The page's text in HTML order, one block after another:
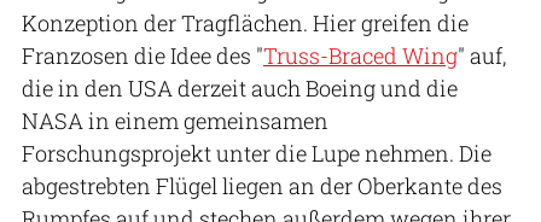
Konzeption der Tragflächen. Hier greifen die
Franzosen die Idee des "Truss-Braced Wing" auf,
die in den USA derzeit auch Boeing und die
NASA in einem gemeinsamen
Forschungsprojekt unter die Lupe nehmen. Die
abgestrebten Flügel liegen an der Oberkante des